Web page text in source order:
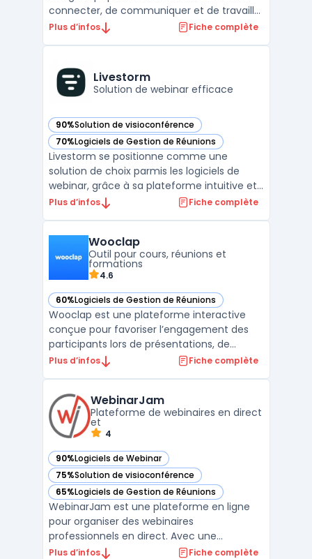
connecter, de communiquer et de travailler
ensemble en temps réel, peu importe où ils
collaboration entre les équipes, les clients,
les parte ...
Plus d’infos Fiche complète
Livestorm
Solution de webinar efficace
90%Solution de visioconférence
— voir Livestorm dans cette catégorie
70%Logiciels de Gestion de Réunions
— voir Livestorm dans cette catégorie
Livestorm se positionne comme une
solution de choix parmis les logiciels de
webinar, grâce à sa plateforme intuitive et
riche en fonctionnalités, destinée à faciliter
de Livestorm réside dans sa capacité à
engager ...
Plus d’infos Fiche complète
Wooclap
Outil pour cours, réunions et
formations
4.6
60%Logiciels de Gestion de Réunions
— voir Wooclap dans cette catégorie
Wooclap est une plateforme interactive
conçue pour favoriser l’engagement des
participants lors de présentations, de
formations ou de cours. Grâce à son
sessions pédagogiques en expériences
dynamiques. Les utilisateurs peuv ...
Plus d’infos Fiche complète
WebinarJam
Plateforme de webinaires en direct
et
4
90%Logiciels de Webinar
— voir WebinarJam dans cette catégorie
75%Solution de visioconférence
— voir WebinarJam dans cette catégorie
65%Logiciels de Gestion de Réunions
— voir WebinarJam dans cette catégorie
WebinarJam est une plateforme en ligne
pour organiser des webinaires
professionnels en direct. Avec une
interface facile à utiliser, WebinarJam
Plus d’infos Fiche complète